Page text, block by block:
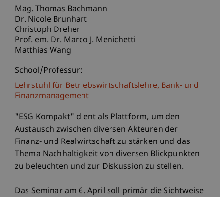
Mag. Thomas Bachmann
Dr. Nicole Brunhart
Christoph Dreher
Prof. em. Dr. Marco J. Menichetti
Matthias Wang
School/Professur:
Lehrstuhl für Betriebswirtschaftslehre, Bank- und
Finanzmanagement
"ESG Kompakt" dient als Plattform, um den
Austausch zwischen diversen Akteuren der
Finanz- und Realwirtschaft zu stärken und das
Thema Nachhaltigkeit von diversen Blickpunkten
zu beleuchten und zur Diskussion zu stellen.
Das Seminar am 6. April soll primär die Sichtweise